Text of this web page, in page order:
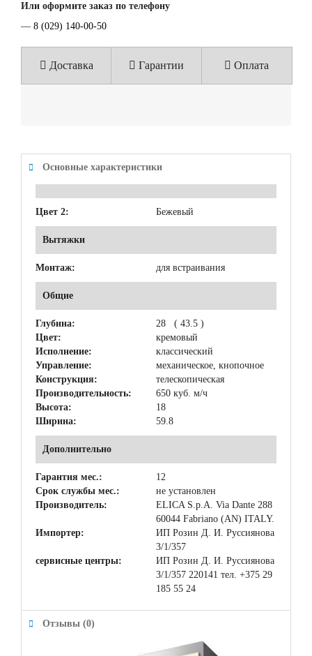
Или оформите заказ по телефону
— 8 (029) 140-00-50
Доставка Гарантии Оплата
Основные характеристики
Цвет 2: Бежевый
Вытяжки
Монтаж: для встраивания
Общие
Глубина:
28 ( 43.5 )
Цвет:
кремовый
Исполнение:
классический
Управление:
механическое, кнопочное
Конструкция:
телескопическая
Производительность:
650 куб. м/ч
Высота:
18
Ширина:
59.8
Дополнительно
Гарантия мес.:
12
Срок службы мес.:
не установлен
Производитель:
ELICA S.p.A. Via Dante 288
60044 Fabriano (AN) ITALY.
Импортер:
ИП Розин Д. И. Руссиянова
3/1/357
сервисные центры:
ИП Розин Д. И. Руссиянова
3/1/357 220141 тел. +375 29
185 55 24
Отзывы (0)